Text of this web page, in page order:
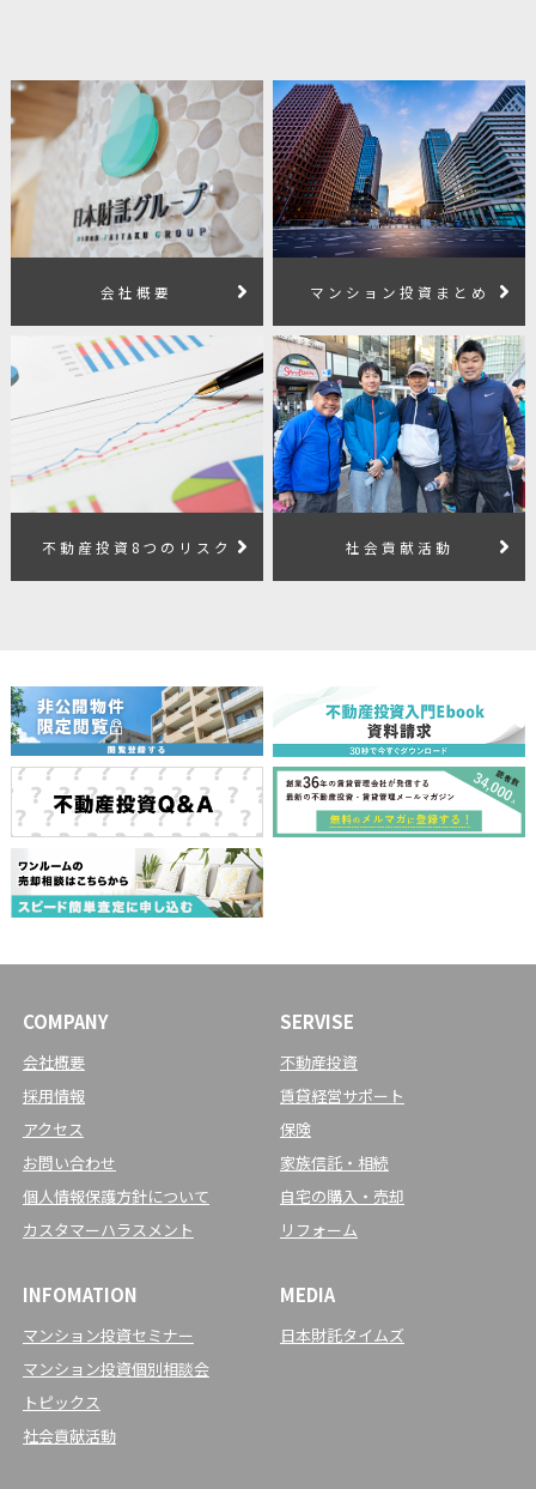
会社概要 マンション投資まとめ
不動産投資8つのリスク 社会貢献活動
COMPANY
会社概要
採用情報
アクセス
お問い合わせ
個人情報保護方針について
カスタマーハラスメント
SERVISE
不動産投資
賃貸経営サポート
保険
家族信託・相続
自宅の購入・売却
リフォーム
INFOMATION
マンション投資セミナー
マンション投資個別相談会
トピックス
社会貢献活動
MEDIA
日本財託タイムズ